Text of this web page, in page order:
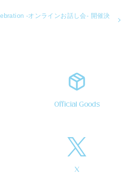
-オンラインお話し会- 開催決
Official Goods
X